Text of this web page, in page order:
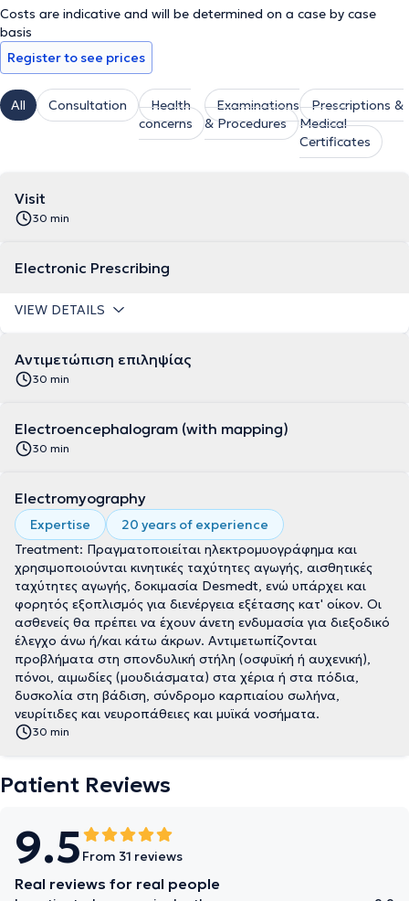
Costs are indicative and will be determined on a case by case
basis
Register to see prices
All Consultation
Health
concerns
Examinations
& Procedures
Prescriptions &
Medical
Certificates
Visit
30 min
Electronic Prescribing
VIEW DETAILS
Αντιμετώπιση επιληψίας
30 min
Electroencephalogram (with mapping)
30 min
Electromyography
Expertise
20 years of experience
Treatment: Πραγματοποιείται ηλεκτρομυογράφημα και
χρησιμοποιούνται κινητικές ταχύτητες αγωγής, αισθητικές
ταχύτητες αγωγής, δοκιμασία Desmedt, ενώ υπάρχει και
φορητός εξοπλισμός για διενέργεια εξέτασης κατ' οίκον. Οι
ασθενείς θα πρέπει να έχουν άνετη ενδυμασία για διεξοδικό
έλεγχο άνω ή/και κάτω άκρων. Αντιμετωπίζονται
προβλήματα στη σπονδυλική στήλη (οσφυϊκή ή αυχενική),
πόνοι, αιμωδίες (μουδιάσματα) στα χέρια ή στα πόδια,
δυσκολία στη βάδιση, σύνδρομο καρπιαίου σωλήνα,
νευρίτιδες και νευροπάθειες και μυϊκά νοσήματα.
30 min
Patient Reviews
9.5 From 31 reviews
Real reviews for real people